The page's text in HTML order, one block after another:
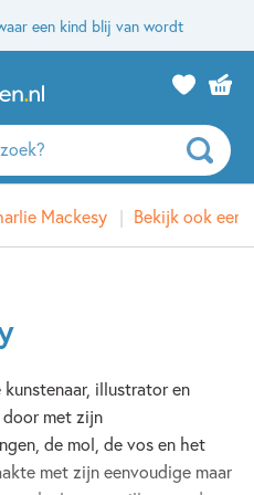
een kind blij van wordt
Mackesy Bekijk ook eens
illustrator en
met zijn
de mol, de vos en het
met zijn eenvoudige maar